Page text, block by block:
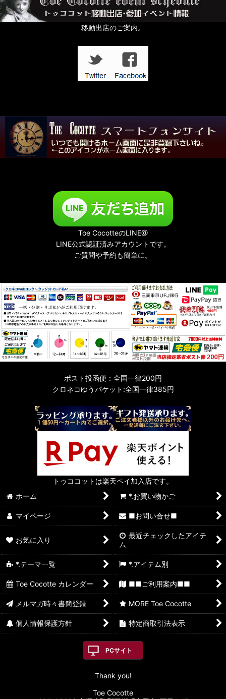
移動出店のご案内。
Toe CocotteのLINE@
LINE公式認証済みアカウントです。
ご質問や予約も簡単に。
ポスト投函便：全国一律200円
クロネコゆうパケット:全国一律385円
トゥココットは楽天ペイ加入店です。
ホーム
*.お買い物かご
マイページ ■お問い合せ■
お気に入り
最近チェックしたアイテ
ム
*.テーマ一覧 *.アイテム別
Toe Cocotte カレンダー ■■ご利用案内■■
メルマガ時々書簡登録 MORE Toe Cocotte
個人情報保護方針 特定商取引法表示
PCサイト
Thank you!
Toe Cocotte